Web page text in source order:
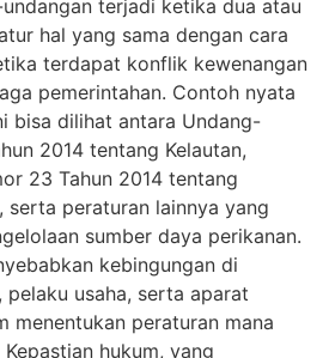
terjadi ketika dua atau
hal yang sama dengan cara
terdapat konflik kewenangan
pemerintahan. Contoh nyata
bisa dilihat antara Undang-
2014 tentang Kelautan,
23 Tahun 2014 tentang
serta peraturan lainnya yang
sumber daya perikanan.
kebingungan di
pelaku usaha, serta aparat
menentukan peraturan mana
hukum, yang